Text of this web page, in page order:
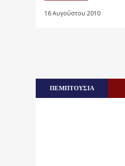
16 Αυγούστου 2010
ΠΕΜΠΤΟΥΣΙΑ